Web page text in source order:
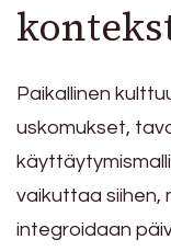
Paikallinen
uskomukset,
vaikuttaa siihen,
integroidaan